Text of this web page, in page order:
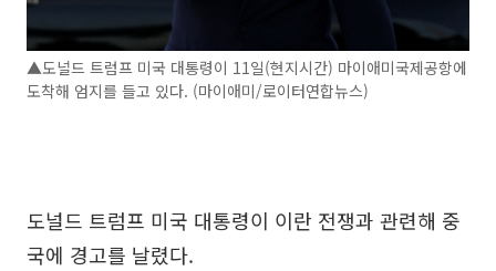
▲도널드 트럼프 미국 대통령이 11일(현지시간) 마이애미국제공항에
도착해 엄지를 들고 있다. (마이애미/로이터연합뉴스)
도널드 트럼프 미국 대통령이 이란 전쟁과 관련해 중
국에 경고를 날렸다.